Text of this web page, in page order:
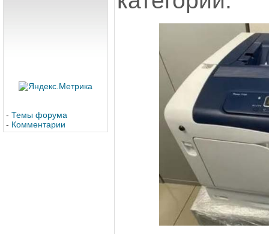
- Темы форума
- Комментарии